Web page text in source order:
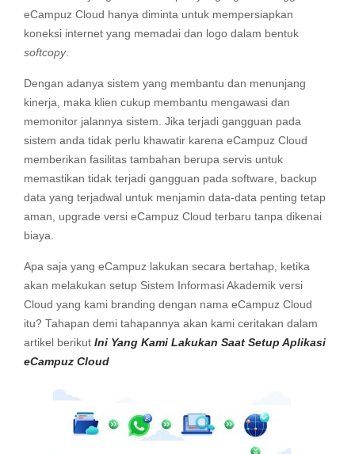
eCampuz Cloud hanya diminta untuk mempersiapkan
koneksi internet yang memadai dan logo dalam bentuk
softcopy.
Dengan adanya sistem yang membantu dan menunjang
kinerja, maka klien cukup membantu mengawasi dan
memonitor jalannya sistem. Jika terjadi gangguan pada
sistem anda tidak perlu khawatir karena eCampuz Cloud
memberikan fasilitas tambahan berupa servis untuk
memastikan tidak terjadi gangguan pada software, backup
data yang terjadwal untuk menjamin data-data penting tetap
aman, upgrade versi eCampuz Cloud terbaru tanpa dikenai
biaya.
Apa saja yang eCampuz lakukan secara bertahap, ketika
akan melakukan setup Sistem Informasi Akademik versi
Cloud yang kami branding dengan nama eCampuz Cloud
itu? Tahapan demi tahapannya akan kami ceritakan dalam
artikel berikut Ini Yang Kami Lakukan Saat Setup Aplikasi
eCampuz Cloud